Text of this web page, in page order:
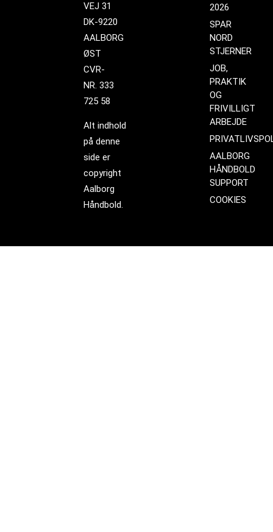
VEJ 31
DK-9220
AALBORG
ØST
CVR-
NR. 333
725 58
Alt indhold
på denne
side er
copyright
Aalborg
Håndbold.
2026
SPAR
NORD
STJERNER
JOB,
PRAKTIK
OG
FRIVILLIGT
ARBEJDE
AALBORG
HÅNDBOLD
SUPPORT
COOKIES